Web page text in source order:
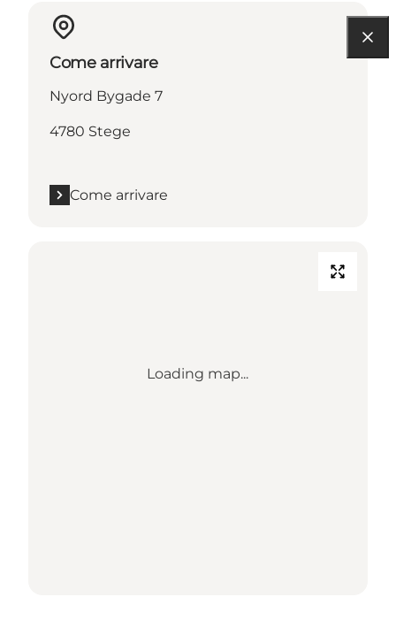
Come arrivare
Nyord Bygade 7
4780 Stege
Come arrivare
Loading map...